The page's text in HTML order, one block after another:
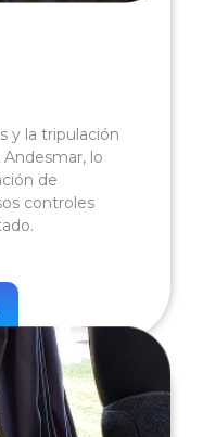
y la tripulación
lo
de
controles